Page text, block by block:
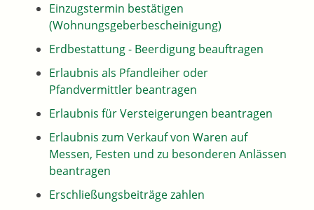
Einzugstermin bestätigen
(Wohnungsgeberbescheinigung)
Erdbestattung - Beerdigung beauftragen
Erlaubnis als Pfandleiher oder
Pfandvermittler beantragen
Erlaubnis für Versteigerungen beantragen
Erlaubnis zum Verkauf von Waren auf
Messen, Festen und zu besonderen Anlässen
beantragen
Erschließungsbeiträge zahlen